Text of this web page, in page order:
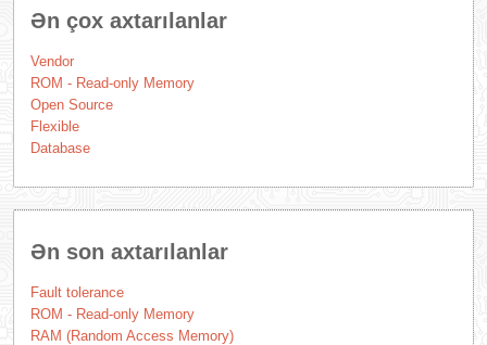
Ən çox axtarılanlar
Vendor
ROM - Read-only Memory
Open Source
Flexible
Database
Ən son axtarılanlar
Fault tolerance
ROM - Read-only Memory
RAM (Random Access Memory)